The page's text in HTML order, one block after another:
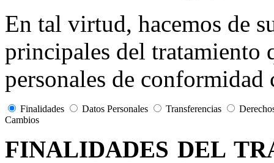
En tal virtud, hacemos de
principales del tratamiento
personales de
Finalidades Datos Personales Transferencias
Cambios
FINALIDADES DEL